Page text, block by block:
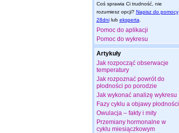
Coś sprawia Ci trudność, nie
rozumiesz opcji? Napisz do pomocy
28dnilub eksperta
Pomoc do aplikacji
Pomoc do wykresu
Artykuły
Jak rozpocząć obserwacje
temperatury
Jak rozpoznać powrót do
płodności po porodzie
Jak wykonać analizę wykresu
Fazy cyklu a objawy płodności
Owulacja – fakty i mity
Przemiany hormonalne w
cyklu miesiączkowym